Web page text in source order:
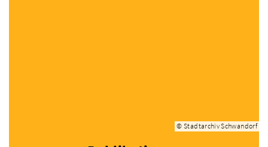
© Stadtarchiv Schwandorf